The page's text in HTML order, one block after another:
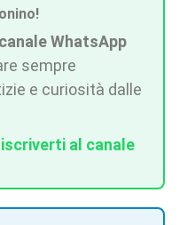
canale WhatsApp
sempre
e curiosità dalle
al canale